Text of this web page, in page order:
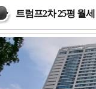
트럼프2차 25평 월세